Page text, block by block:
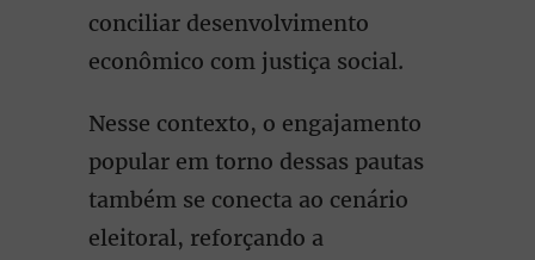
conciliar desenvolvimento
econômico com justiça social.
Nesse contexto, o engajamento
popular em torno dessas pautas
também se conecta ao cenário
eleitoral, reforçando a